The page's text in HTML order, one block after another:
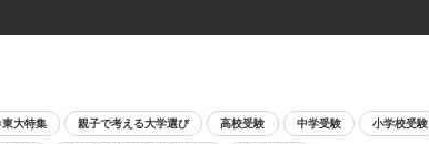
大特集 親子で考える大学選び 高校受験 中学受験 小学校受験